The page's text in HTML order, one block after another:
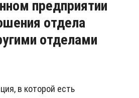
предприятии
отдела
отделами
в которой есть